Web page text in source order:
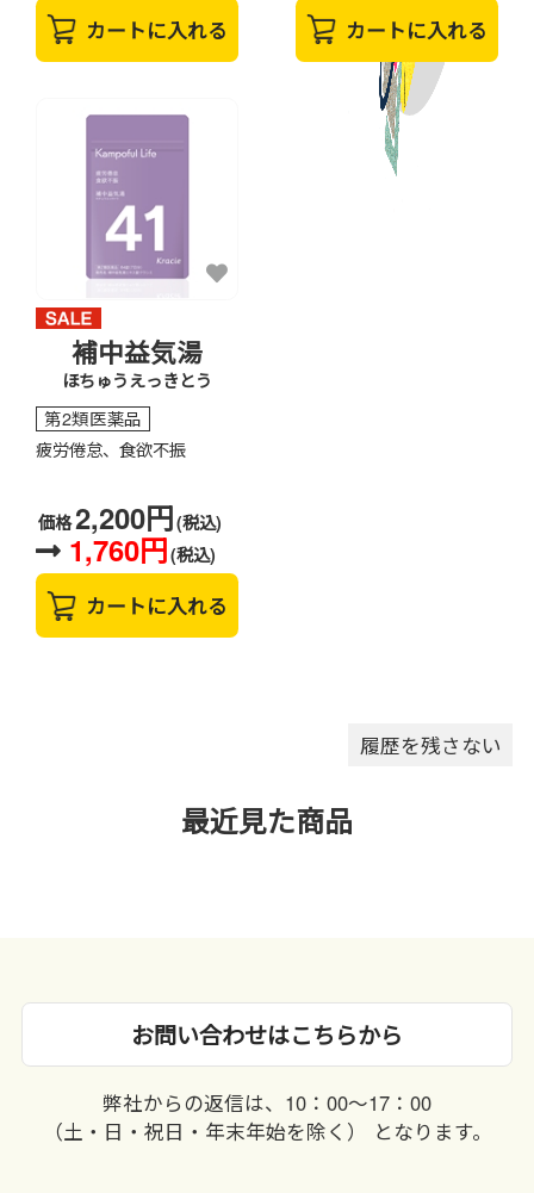
カートに入れる カートに入れる
補中益気湯
ほちゅうえっきとう
第2類医薬品
疲労倦怠、食欲不振
価格2,200円(税込)
1,760円(税込)
カートに入れる
履歴を残さない
最近見た商品
お問い合わせはこちらから
弊社からの返信は、10：00〜17：00
（土・日・祝日・年末年始を除く） となります。